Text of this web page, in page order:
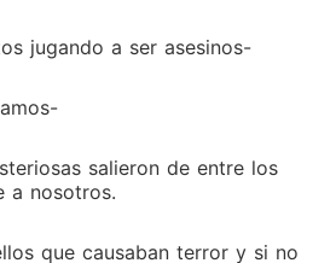
jugando a ser asesinos-
salieron de entre los
a nosotros.
que causaban terror y si no